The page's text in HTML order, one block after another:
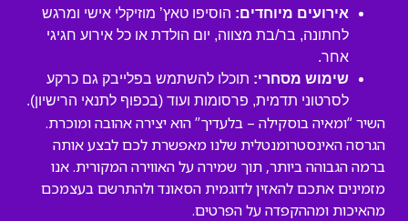
אירועים מיוחדים: הוסיפו טאץ’ מוזיקלי אישי ומרגש
לחתונה, בר/בת מצווה, יום הולדת או כל אירוע חגיגי
אחר.
שימוש מסחרי: תוכלו להשתמש בפלייבק גם כרקע
לסרטוני תדמית, פרסומות ועוד (בכפוף לתנאי הרישיון).
השיר “ומאיה בוסקילה – בלעדיך” הוא יצירה אהובה ומוכרת.
הגרסה האינסטרומנטלית שלנו מאפשרת לכם לבצע אותה
ברמה הגבוהה ביותר, תוך שמירה על האווירה המקורית. אנו
מזמינים אתכם להאזין לדוגמית הסאונד ולהתרשם בעצמכם
מהאיכות ומההקפדה על הפרטים.